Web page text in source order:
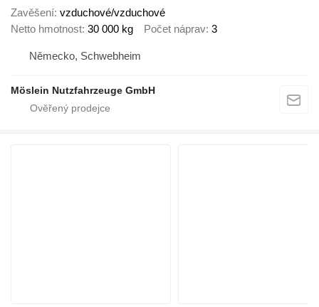
Zavěšení vzduchové/vzduchové
Netto hmotnost 30 000 kg Počet náprav 3
Německo, Schwebheim
Möslein Nutzfahrzeuge GmbH